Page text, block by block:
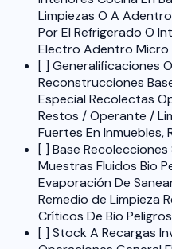
Limpiezas O A
Por El Refrigerado O
Electro Adentro Micro
[ ] Generalificaciones
Reconstrucciones
Especial Recolectas
Restos / Operante /
Fuertes En Inmuebles,
[ ] Base
Muestras Fluidos Bio
Evaporación De
Remedio de Limpieza
Críticos De Bio Peligros
[ ] Stock A Recargas